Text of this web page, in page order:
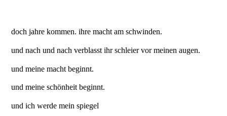
doch jahre kommen. ihre macht am schwinden.
und nach und nach verblasst ihr schleier vor meinen augen.
und meine macht beginnt.
und meine schönheit beginnt.
und ich werde mein spiegel